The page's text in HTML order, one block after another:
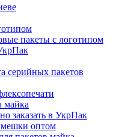
пакеты с логотипом
серийных пакетов
майка
заказать в УкрПак
мешки оптом